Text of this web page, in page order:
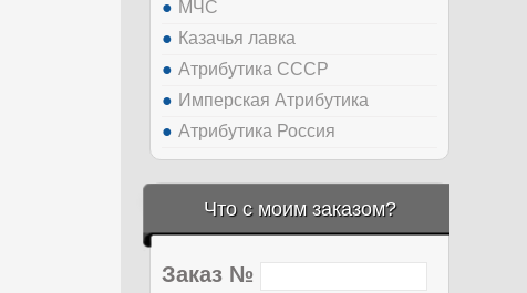
МЧС
Казачья лавка
Атрибутика СССР
Имперская Атрибутика
Атрибутика Россия
Что с моим заказом?
Заказ №